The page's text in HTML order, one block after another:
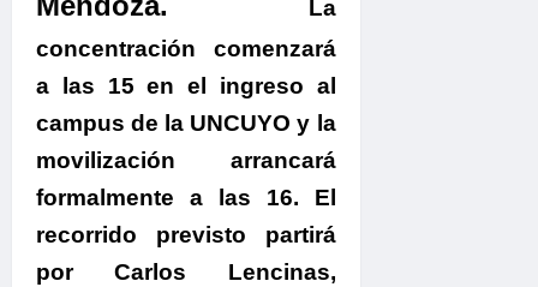
La
concentración comenzará
a las 15 en el ingreso al
campus de la UNCUYO y la
movilización arrancará
formalmente a las 16. El
recorrido previsto partirá
por Carlos Lencinas,